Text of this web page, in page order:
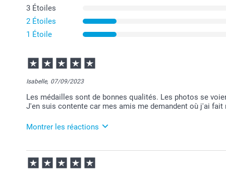
3 Étoiles
2 Étoiles
1 Étoile
Isabelle, 07/09/2023
Les médailles sont de bonnes qualités. Les photos se
J'en suis contente car mes amis me demandent où j'ai
Montrer les réactions
08/09/2023
12:54
Bonjour Isabelle,